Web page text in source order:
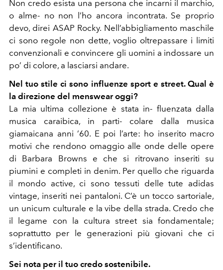
Non credo esista una persona che incarni il marchio,
o alme- no non l’ho ancora incontrata. Se proprio
devo, direi ASAP Rocky. Nell’abbigliamento maschile
ci sono regole non dette, voglio oltrepassare i limiti
convenzionali e convincere gli uomini a indossare un
po’ di colore, a lasciarsi andare.
Nel tuo stile ci sono influenze sport e street. Qual è
la direzione del menswear oggi?
La mia ultima collezione è stata in- fluenzata dalla
musica caraibica, in parti- colare dalla musica
giamaicana anni ’60. E poi l’arte: ho inserito macro
motivi che rendono omaggio alle onde delle opere
di Barbara Browns e che si ritrovano inseriti su
piumini e completi in denim. Per quello che riguarda
il mondo active, ci sono tessuti delle tute adidas
vintage, inseriti nei pantaloni. C’è un tocco sartoriale,
un unicum culturale e la vibe della strada. Credo che
il legame con la cultura street sia fondamentale;
soprattutto per le generazioni più giovani che ci
s’identificano.
Sei nota per il tuo credo sostenibile.